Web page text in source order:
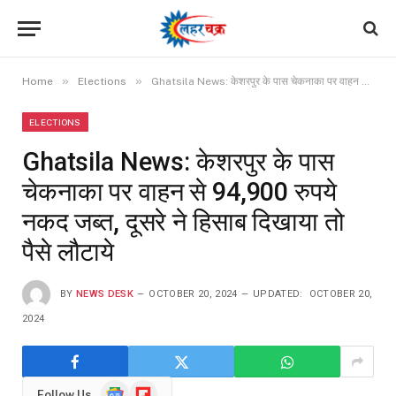
Home » Elections » Ghatsila News: केशरपुर के पास चेकनाका पर वाहन से 94,900 रुपये नकद जब्त, दूसरे ने हिसाब दिखाया तो पैसे लौटाये
ELECTIONS
Ghatsila News: केशरपुर के पास
चेकनाका पर वाहन से 94,900 रुपये
नकद जब्त, दूसरे ने हिसाब दिखाया तो
पैसे लौटाये
BY NEWS DESK OCTOBER 20, 2024 UPDATED: OCTOBER 20,
2024
GoogleFlipboard